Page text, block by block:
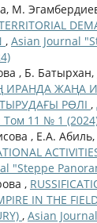
М.
, Asian Journal
, Б. Батырхан,
ИРАНДА ЖАҢА
РӨЛІ ,
Том 11 № 1
, Е.А. Абиль,
"Steppe
,
IN THE
, Asian